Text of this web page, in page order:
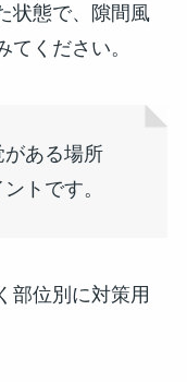
状態で、隙間風
ください。
ある場所
トです。
部位別に対策用